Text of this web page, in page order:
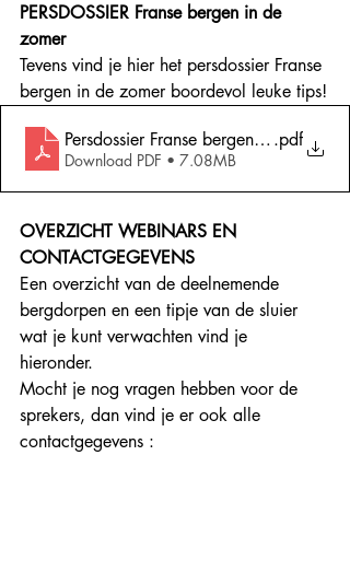
PERSDOSSIER Franse bergen in de
zomer
Tevens vind je hier het persdossier Franse
bergen in de zomer boordevol leuke tips!
Persdossier Franse bergen in de
.pdf
Download PDF • 7.08MB
OVERZICHT WEBINARS EN
CONTACTGEGEVENS
Een overzicht van de deelnemende
bergdorpen en een tipje van de sluier
wat je kunt verwachten vind je
hieronder.
Mocht je nog vragen hebben voor de
sprekers, dan vind je er ook alle
contactgegevens :